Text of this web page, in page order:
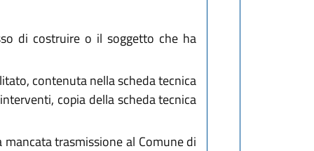
di costruire o il soggetto che ha
contenuta nella scheda tecnica
copia della scheda tecnica
trasmissione al Comune di